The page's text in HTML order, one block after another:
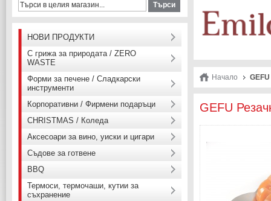
Начало
GEFU
Търси
НОВИ ПРОДУКТИ
С грижа за природата / ZERO
WASTE
Форми за печене / Сладкарски
инструменти
Корпоративни / Фирмени подаръци
CHRISTMAS / Коледа
Аксесоари за вино, уиски и цигари
Съдове за готвене
BBQ
Термоси, термочаши, кутии за
съхранение